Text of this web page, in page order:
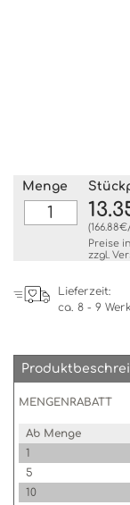
Menge
Preise
zzgl.
Lieferzeit:
ca. 8 - 9
MENGENRABATT
Ab Menge
1
5
10